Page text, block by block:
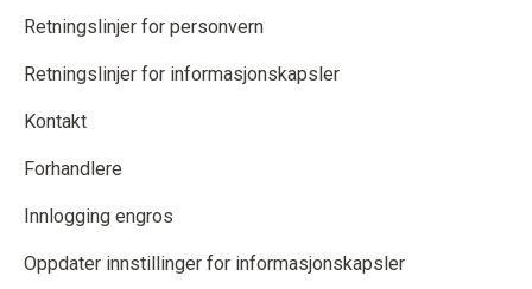
Retningslinjer for personvern
Retningslinjer for informasjonskapsler
Kontakt
Forhandlere
Innlogging engros
Oppdater innstillinger for informasjonskapsler